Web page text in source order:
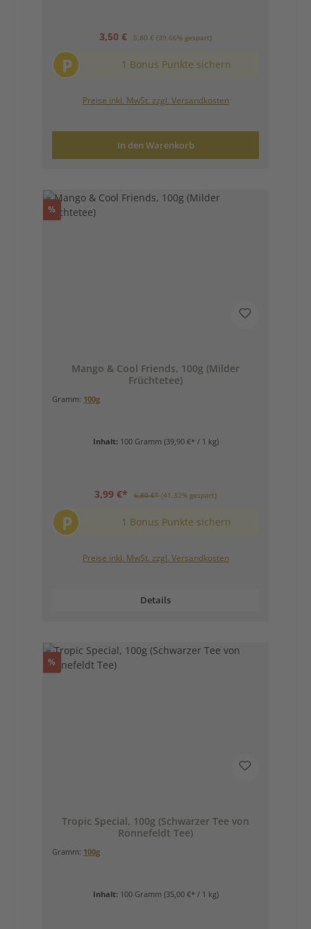
Verkaufspreis:
3,50 € Regulärer Preis:
5,80 € (39.66% gespart)
P 1 Bonus Punkte sichern
Preise inkl. MwSt. zzgl. Versandkosten
In den Warenkorb
%Rabatt
Mango & Cool Friends, 100g (Milder
Früchtetee)
Gramm: 100g
Inhalt: 100 Gramm (39,90 €* / 1 kg)
3,99 €* 6,80 €* (41.32% gespart)
P 1 Bonus Punkte sichern
Preise inkl. MwSt. zzgl. Versandkosten
Details
%Rabatt
Tropic Special, 100g (Schwarzer Tee von
Ronnefeldt Tee)
Gramm: 100g
Inhalt: 100 Gramm (35,00 €* / 1 kg)